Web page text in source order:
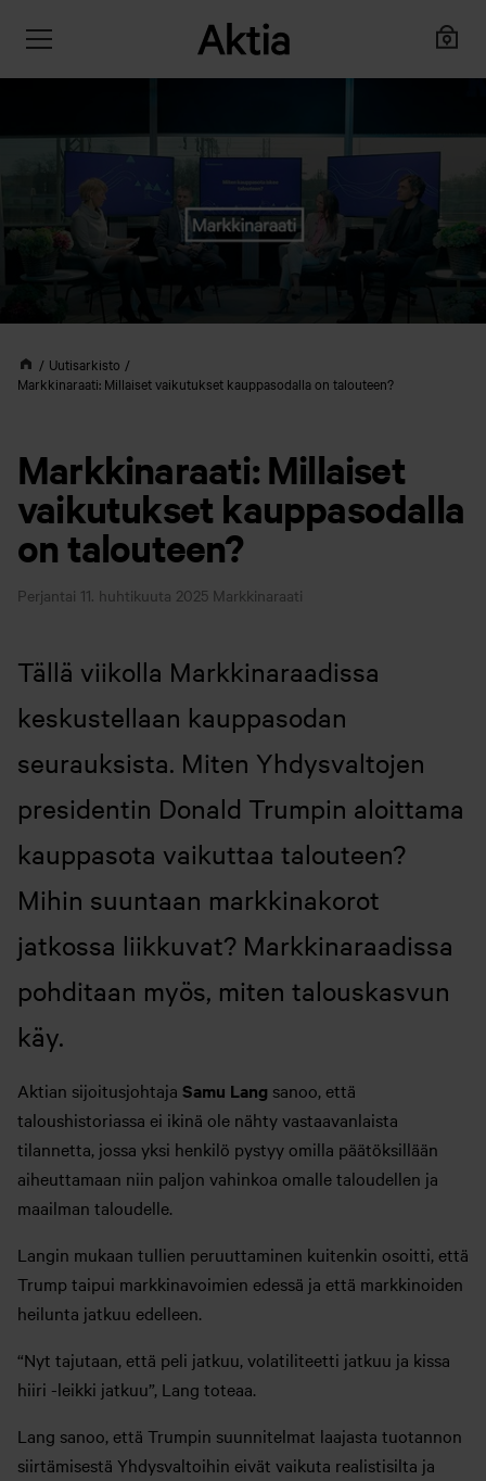
Uutisarkisto
Markkinaraati: Millaiset vaikutukset kauppasodalla on talouteen?
Markkinaraati: Millaiset
vaikutukset kauppasodalla
on talouteen?
Perjantai 11. huhtikuuta 2025 Markkinaraati
Tällä viikolla Markkinaraadissa
keskustellaan kauppasodan
seurauksista. Miten Yhdysvaltojen
presidentin Donald Trumpin aloittama
kauppasota vaikuttaa talouteen?
Mihin suuntaan markkinakorot
jatkossa liikkuvat? Markkinaraadissa
pohditaan myös, miten talouskasvun
käy.
Aktian sijoitusjohtaja Samu Lang sanoo, että
taloushistoriassa ei ikinä ole nähty vastaavanlaista
tilannetta, jossa yksi henkilö pystyy omilla päätöksillään
aiheuttamaan niin paljon vahinkoa omalle taloudellen ja
maailman taloudelle.
Langin mukaan tullien peruuttaminen kuitenkin osoitti, että
Trump taipui markkinavoimien edessä ja että markkinoiden
heilunta jatkuu edelleen.
“Nyt tajutaan, että peli jatkuu, volatiliteetti jatkuu ja kissa
hiiri -leikki jatkuu”, Lang toteaa.
Lang sanoo, että Trumpin suunnitelmat laajasta tuotannon
siirtämisestä Yhdysvaltoihin eivät vaikuta realistisilta ja